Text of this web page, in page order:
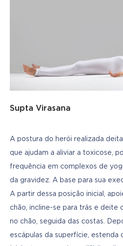
Supta Virasana
A postura do herói realizada
que ajudam a aliviar a toxicose,
frequência em complexos de
da gravidez. A base para sua
A partir dessa posição inicial,
chão, incline-se para trás e deite
no chão, seguida das costas.
escápulas da superfície, estenda